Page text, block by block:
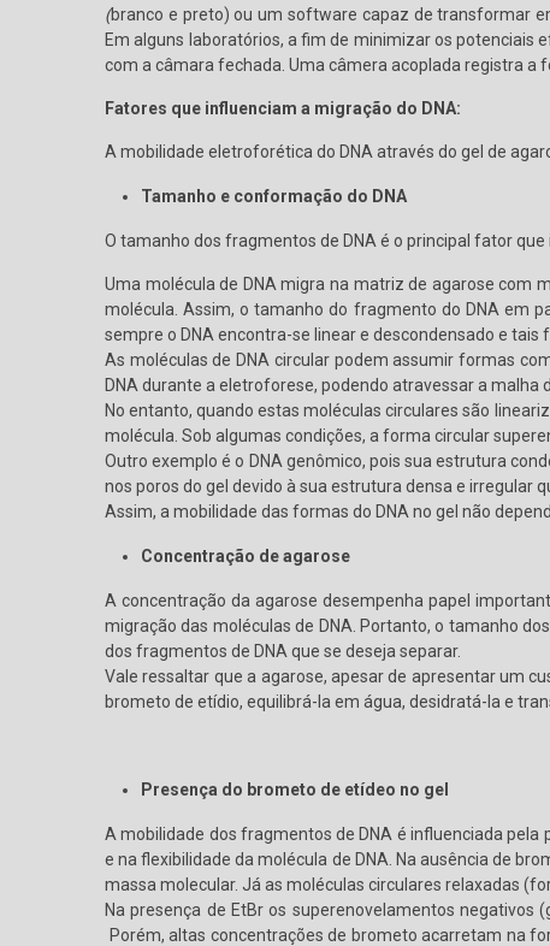
(branco e preto) ou um software capaz de transformar
Em alguns laboratórios, a fim de minimizar os potenciais
com a câmara fechada. Uma câmera acoplada registra a
Fatores que influenciam a migração do DNA:
A mobilidade eletroforética do DNA através do gel de
Tamanho e conformação do DNA
O tamanho dos fragmentos de DNA é o principal fator
Uma molécula de DNA migra na matriz de agarose com
molécula. Assim, o tamanho do fragmento do DNA em
sempre o DNA encontra-se linear e descondensado e
As moléculas de DNA circular podem assumir formas
DNA durante a eletroforese, podendo atravessar a malha
No entanto, quando estas moléculas circulares são
molécula. Sob algumas condições, a forma circular
Outro exemplo é o DNA genômico, pois sua estrutura
nos poros do gel devido à sua estrutura densa e irregular
Assim, a mobilidade das formas do DNA no gel não
Concentração de agarose
A concentração da agarose desempenha papel
migração das moléculas de DNA. Portanto, o tamanho
dos fragmentos de DNA que se deseja separar.
Vale ressaltar que a agarose, apesar de apresentar um
brometo de etídio, equilibrá-la em água, desidratá-la e
Presença do brometo de etídeo no gel
A mobilidade dos fragmentos de DNA é influenciada
e na flexibilidade da molécula de DNA. Na ausência de
massa molecular. Já as moléculas circulares relaxadas
Na presença de EtBr os superenovelamentos negativos
Porém, altas concentrações de brometo acarretam na